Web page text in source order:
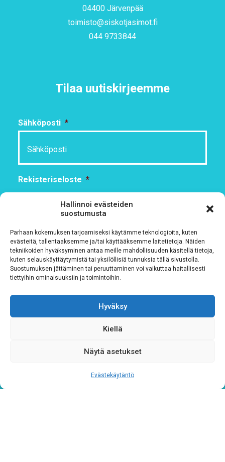
Hallinnoi evästeiden
suostumusta
Parhaan kokemuksen tarjoamiseksi käytämme teknologioita, kuten
evästeitä, tallentaaksemme ja/tai käyttääksemme laitetietoja. Näiden
tekniikoiden hyväksyminen antaa meille mahdollisuuden käsitellä tietoja,
kuten selauskäyttäytymistä tai yksilöllisiä tunnuksia tällä sivustolla.
Suostumuksen jättäminen tai peruuttaminen voi vaikuttaa haitallisesti
tiettyihin ominaisuuksiin ja toimintoihin.
Hyväksy
Kiellä
Näytä asetukset
Evästekäytäntö
04400 Järvenpää
toimisto@siskotjasimot.fi
044 9733844
Tilaa uutiskirjeemme
Sähköposti *
Rekisteriseloste *
CAPTCHA